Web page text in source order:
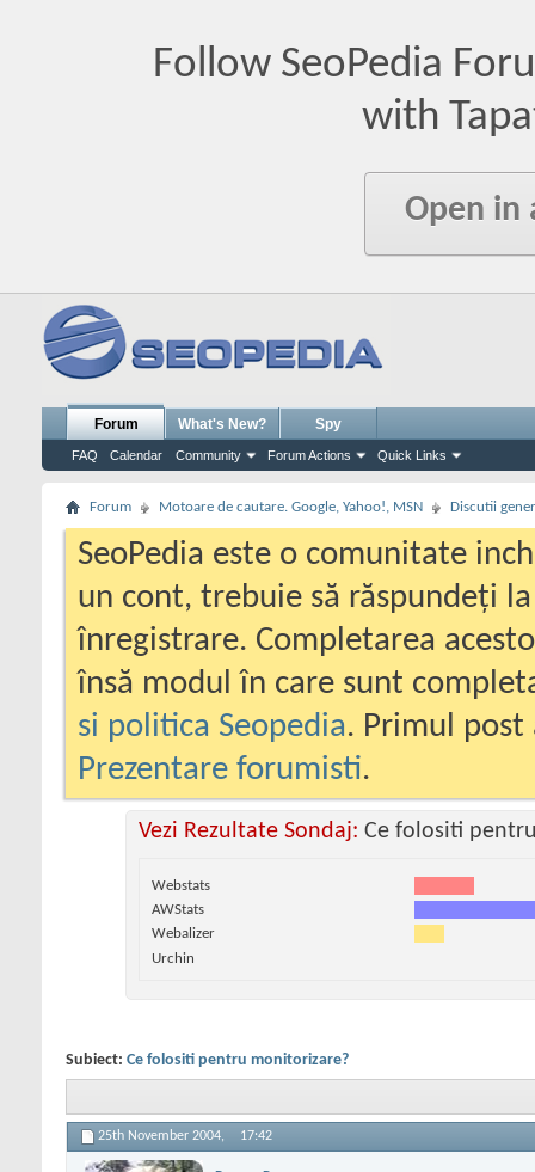
Follow SeoPedia
with
Open in
Forum
FAQ Calendar Community Forum Actions Quick Links
What's New? Spy
Forum Motoare de cautare. Google, Yahoo!, MSN Discutii
SeoPedia este o comunitate
un cont, trebuie să răspundeți
înregistrare. Completarea
însă modul în care sunt
si politica Seopedia. Primul
Prezentare forumisti.
Vezi Rezultate Sondaj: Ce folositi
Webstats
AWStats
Webalizer
Urchin
Subiect: Ce folositi pentru monitorizare?
25th November 2004, 17:42